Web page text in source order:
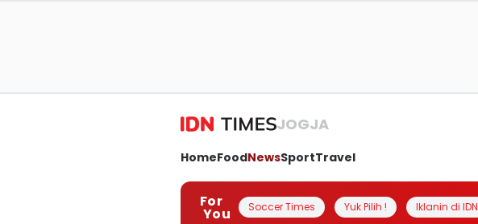
JOGJA
HomeFoodNewsSportTravel
For
You Soccer Times Yuk Pilih ! Iklanin di IDN